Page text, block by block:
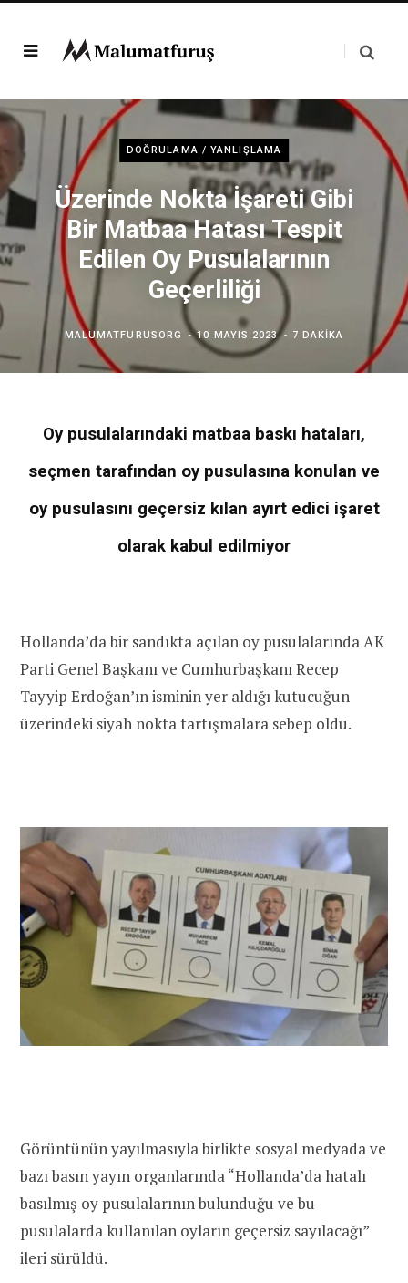
DOĞRULAMA / YANLIŞLAMA
Üzerinde Nokta İşareti Gibi
Bir Matbaa Hatası Tespit
Edilen Oy Pusulalarının
Geçerliliği
MALUMATFURUSORG 10 MAYIS 2023 7 DAKIKA
Oy pusulalarındaki matbaa baskı hataları,
seçmen tarafından oy pusulasına konulan ve
oy pusulasını geçersiz kılan ayırt edici işaret
olarak kabul edilmiyor
Hollanda’da bir sandıkta açılan oy pusulalarında AK
Parti Genel Başkanı ve Cumhurbaşkanı Recep
Tayyip Erdoğan’ın isminin yer aldığı kutucuğun
üzerindeki siyah nokta tartışmalara sebep oldu.
Görüntünün yayılmasıyla birlikte sosyal medyada ve
bazı basın yayın organlarında “Hollanda’da hatalı
basılmış oy pusulalarının bulunduğu ve bu
pusulalarda kullanılan oyların geçersiz sayılacağı”
ileri sürüldü.